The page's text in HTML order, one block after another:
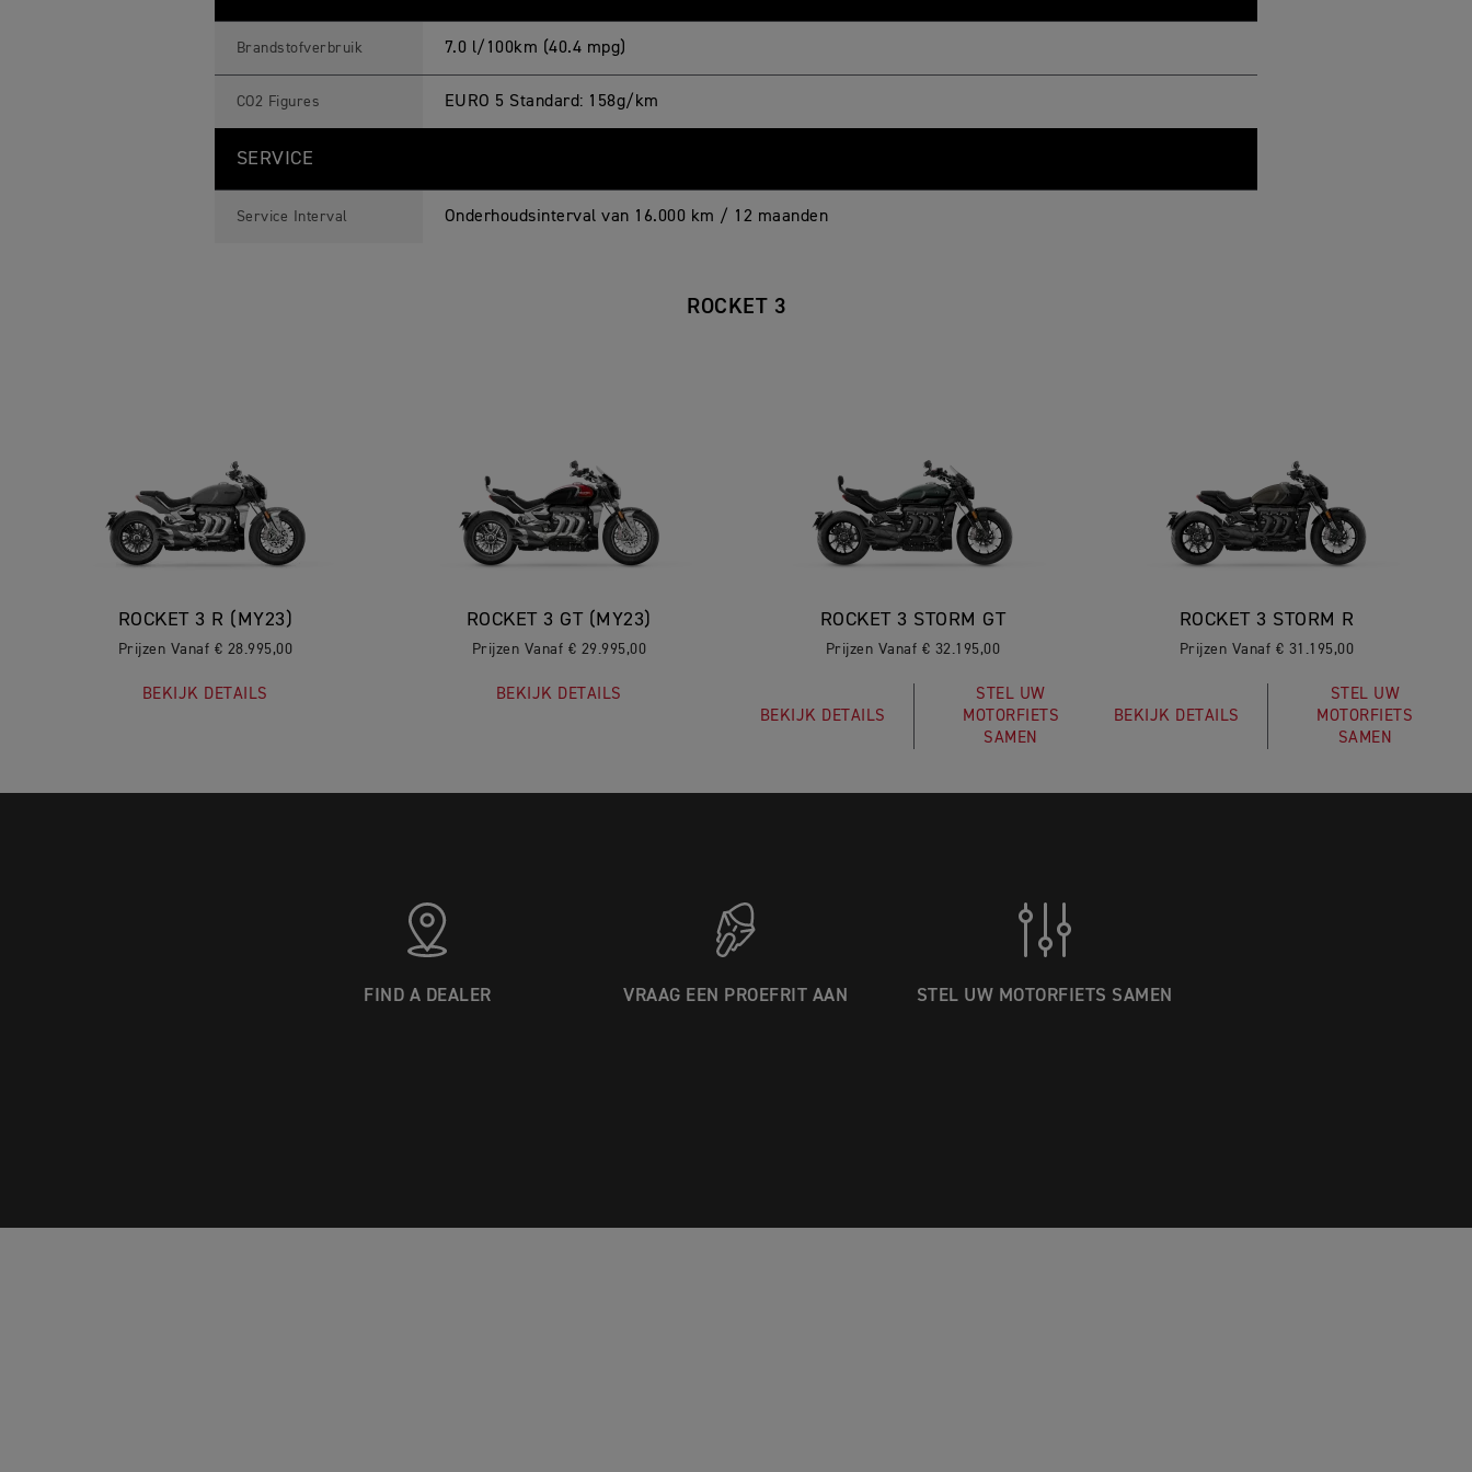
Brandstofverbruik 7.0 l/100km (40.4 mpg)
CO2 Figures EURO 5 Standard: 158g/km
SERVICE
Service Interval Onderhoudsinterval van 16.000 km / 12 maanden
ROCKET 3
ROCKET 3 R (MY23)
Prijzen Vanaf € 28.995,00
BEKIJK DETAILS
ROCKET 3 GT (MY23)
Prijzen Vanaf € 29.995,00
BEKIJK DETAILS
ROCKET 3 STORM GT
Prijzen Vanaf € 32.195,00
BEKIJK DETAILS
STEL UW
MOTORFIETS
SAMEN
ROCKET 3 STORM R
Prijzen Vanaf € 31.195,00
BEKIJK DETAILS
STEL UW
MOTORFIETS
SAMEN
FIND A DEALER VRAAG EEN PROEFRIT AAN STEL UW MOTORFIETS SAMEN